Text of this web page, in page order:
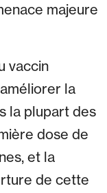
majeure
vaccin
la
la plupart des
dose de
et la
de cette